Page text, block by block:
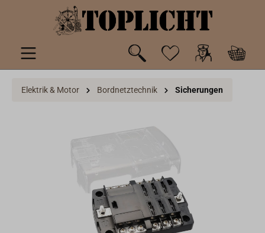
springen
Elektrik & Motor Bordnetztechnik Sicherungen